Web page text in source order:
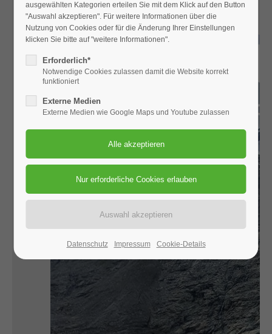
DAV-Newsletter 2025-12
ausgewählten Kategorien erteilen Sie mit dem Klick auf den Button
"Auswahl akzeptieren". Für weitere Informationen über die
Nutzung von Cookies oder für die Änderung Ihrer Einstellungen
klicken Sie bitte auf "weitere Informationen".
Erforderlich*
Notwendige Cookies zulassen damit die Website korrekt
funktioniert
Externe Medien
Externe Medien wie Google Maps und Youtube zulassen
Datenschutz Impressum Cookie-Details